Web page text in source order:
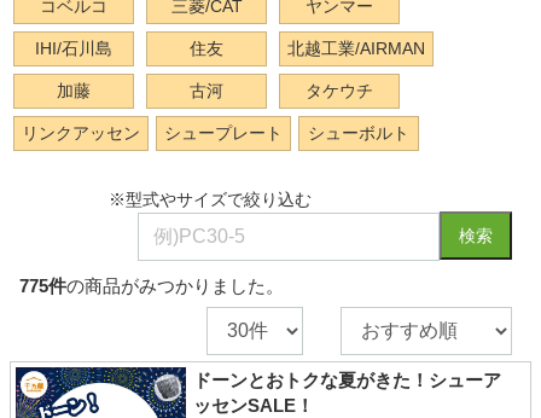
コベルコ 三菱/CAT ヤンマー
IHI/石川島 住友 北越工業/AIRMAN
加藤 古河 タケウチ
リンクアッセン シュープレート シューボルト
※型式やサイズで絞り込む
検索
775件の商品がみつかりました。
ドーンとおトクな夏がきた！シューア
ッセンSALE！